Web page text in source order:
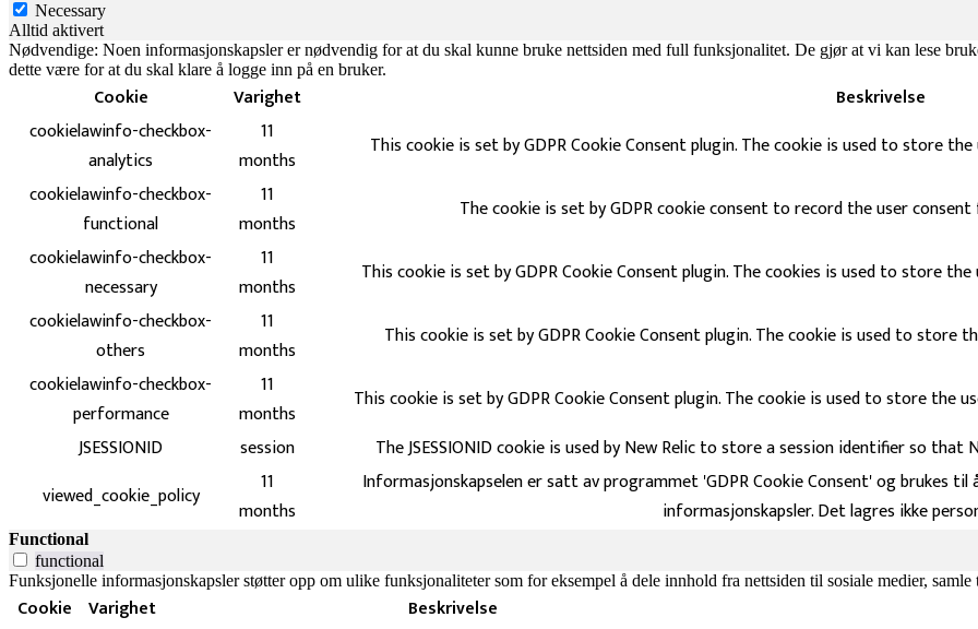
Necessary
Alltid aktivert
Nødvendige: Noen informasjonskapsler er nødvendig for at du skal kunne bruke nettsiden med full funksjonalitet. De gjør at vi kan lese
dette være for at du skal klare å logge inn på en bruker.
Cookie Varighet
Beskrivelse
cookielawinfo-checkbox-
analytics
11
months
This cookie is set by GDPR Cookie Consent plugin. The cookie is used to store
cookielawinfo-checkbox-
functional
11
months
The cookie is set by GDPR cookie consent to record the user
cookielawinfo-checkbox-
necessary
11
months
This cookie is set by GDPR Cookie Consent plugin. The cookies is used to store
cookielawinfo-checkbox-
others
11
months
This cookie is set by GDPR Cookie Consent plugin. The cookie is used to
cookielawinfo-checkbox-
performance
11
months
This cookie is set by GDPR Cookie Consent plugin. The cookie is used to store
JSESSIONID
session
The JSESSIONID cookie is used by New Relic to store a session identifier so
viewed_cookie_policy
11
months
Informasjonskapselen er satt av programmet 'GDPR Cookie Consent' og brukes
informasjonskapsler. Det lagres ikke
Functional
functional
Funksjonelle informasjonskapsler støtter opp om ulike funksjonaliteter som for eksempel å dele innhold fra nettsiden til sosiale medier,
Cookie Varighet
Beskrivelse